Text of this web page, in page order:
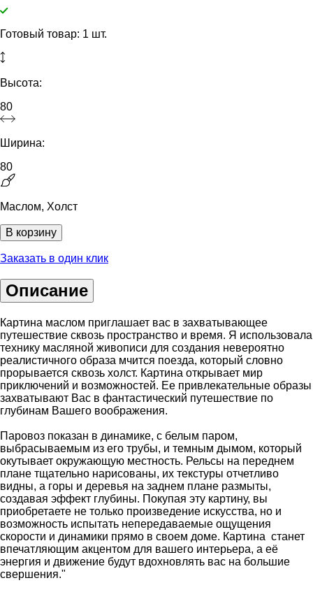
Готовый товар: 1 шт.
Высота:
80
Ширина:
80
Маслом, Холст
В корзину
Заказать в один клик
Описание
Картина маслом приглашает вас в захватывающее
путешествие сквозь пространство и время. Я использовала
технику масляной живописи для создания невероятно
реалистичного образа мчится поезда, который словно
прорывается сквозь холст. Картина открывает мир
приключений и возможностей. Ее привлекательные образы
захватывают Вас в фантастический путешествие по
глубинам Вашего воображения.
Паровоз показан в динамике, с белым паром,
выбрасываемым из его трубы, и темным дымом, который
окутывает окружающую местность. Рельсы на переднем
плане тщательно нарисованы, их текстуры отчетливо
видны, а горы и деревья на заднем плане размыты,
создавая эффект глубины. Покупая эту картину, вы
приобретаете не только произведение искусства, но и
возможность испытать непередаваемые ощущения
скорости и динамики прямо в своем доме. Картина станет
впечатляющим акцентом для вашего интерьера, а её
энергия и движение будут вдохновлять вас на большие
свершения."